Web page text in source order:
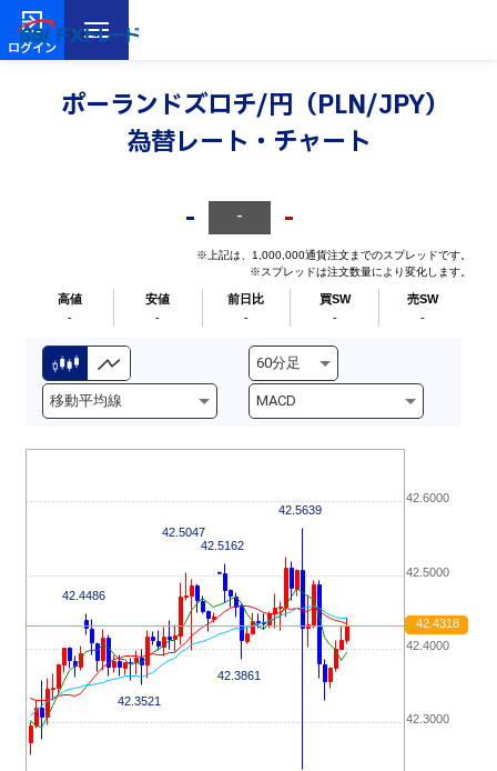
ログイン
ポーランドズロチ/円（PLN/JPY）
為替レート・チャート
- - -
※上記は、1,000,000通貨注文までのスプレッドです。
※スプレッドは注文数量により変化します。
高値
-
安値
-
前日比
-
買SW
-
売SW
-